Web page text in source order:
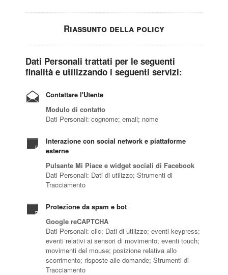
Riassunto della policy
Dati Personali trattati per le seguenti
finalità e utilizzando i seguenti servizi:
Contattare l'Utente
Modulo di contatto
Dati Personali: cognome; email; nome
Interazione con social network e piattaforme
esterne
Pulsante Mi Piace e widget sociali di Facebook
Dati Personali: Dati di utilizzo; Strumenti di
Tracciamento
Protezione da spam e bot
Google reCAPTCHA
Dati Personali: clic; Dati di utilizzo; eventi keypress;
eventi relativi ai sensori di movimento; eventi touch;
movimenti del mouse; posizione relativa allo
scorrimento; risposte alle domande; Strumenti di
Tracciamento